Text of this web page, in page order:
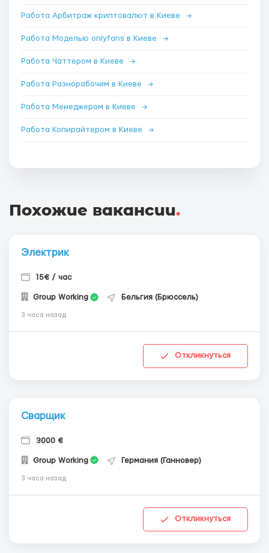
Работа Арбитраж криптовалют в Киеве →
Работа Моделью onlyfans в Киеве →
Работа Чаттером в Киеве →
Работа Разнорабочим в Киеве →
Работа Менеджером в Киеве →
Работа Копирайтером в Киеве →
Похожие вакансии.
Электрик
15€ / час
Group Working Бельгия (Брюссель)
3 часа назад
Откликнуться
Сварщик
3000 €
Group Working Германия (Ганновер)
3 часа назад
Откликнуться